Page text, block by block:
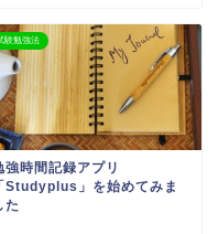
験勉強法
強時間記録アプリ
Studyplus」を始めてみま
た